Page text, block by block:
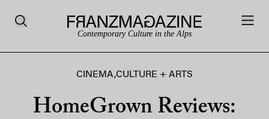
Contemporary Culture in the Alps
CINEMA,CULTURE + ARTS
HomeGrown Reviews: